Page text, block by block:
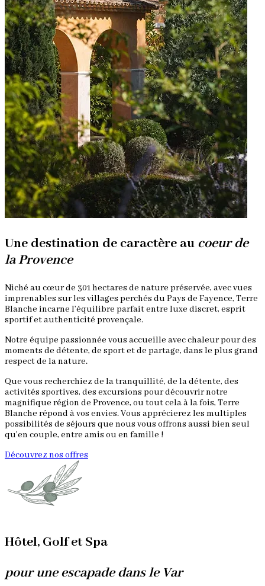
Une destination de caractère au coeur de
la Provence
Niché au cœur de 301 hectares de nature préservée, avec vues
imprenables sur les villages perchés du Pays de Fayence, Terre
Blanche incarne l’équilibre parfait entre luxe discret, esprit
sportif et authenticité provençale.
Notre équipe passionnée vous accueille avec chaleur pour des
moments de détente, de sport et de partage, dans le plus grand
respect de la nature.
Que vous recherchiez de la tranquillité, de la détente, des
activités sportives, des excursions pour découvrir notre
magnifique région de Provence, ou tout cela à la fois, Terre
Blanche répond à vos envies. Vous apprécierez les multiples
possibilités de séjours que nous vous offrons aussi bien seul
qu’en couple, entre amis ou en famille !
Découvrez nos offres
Hôtel, Golf et Spa
pour une escapade dans le Var